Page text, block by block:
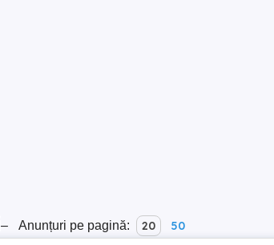
– Anunțuri pe pagină: 20 50